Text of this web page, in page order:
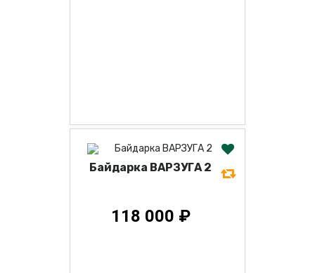
Байдарка ВАРЗУГА 2
118 000 ₽